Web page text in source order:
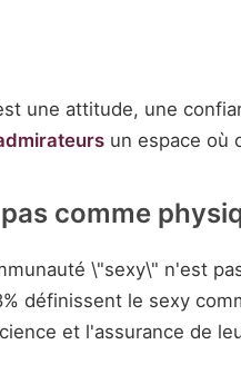
une attitude, une
un espace où
comme
\"sexy\" n'est
définissent le sexy
et l'assurance de